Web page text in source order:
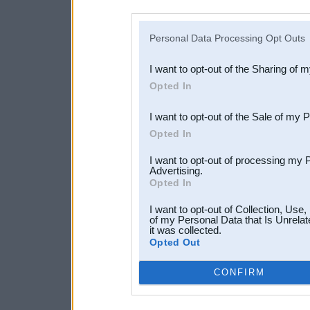
Downstream Participants
third parties.
Personal Data Processing Opt Outs
I want to opt-out of the Sharing of
Opted In
I want to opt-out of the Sale of my
Opted In
I want to opt-out of processing my
Advertising.
Opted In
I want to opt-out of Collection,
of my Personal Data that Is
it was collected.
Opted Out
CONFIRM